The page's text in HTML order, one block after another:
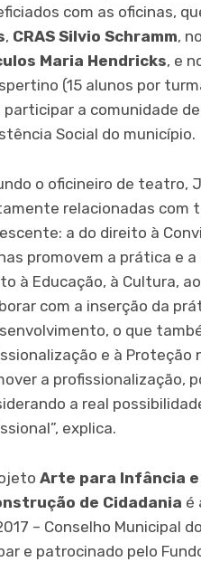
com as oficinas,
, CRAS Silvio Schramm, no
Maria Hendricks, e
(15 alunos por
participar a comunidade
Social do município.
o oficineiro de teatro,
relacionadas com
a do direito à
promovem a prática e
à Educação, à Cultura,
com a inserção da
o que
e à Proteção
a profissionalização,
a real
explica.
Arte para Infância
de Cidadania é
– Conselho Municipal
e patrocinado pelo